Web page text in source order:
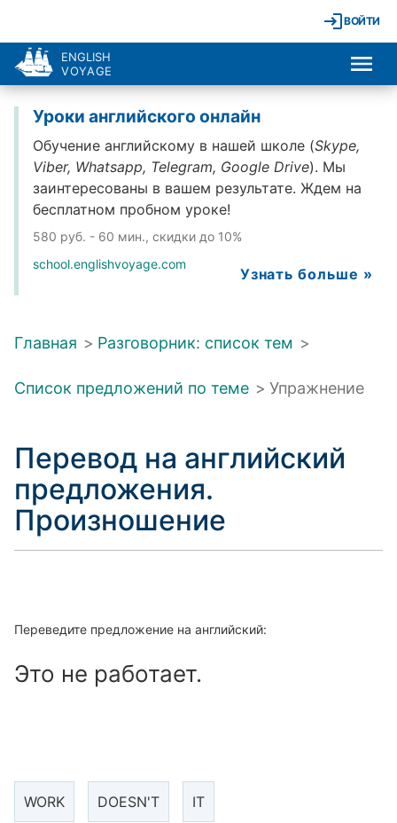
ВОЙТИ
ENGLISH
VOYAGE
Уроки английского онлайн
Обучение английскому в нашей школе (Skype,
Viber, Whatsapp, Telegram, Google Drive). Мы
заинтересованы в вашем результате. Ждем на
бесплатном пробном уроке!
580 руб. - 60 мин., скидки до 10%
school.englishvoyage.com
Узнать больше »
Главная > Разговорник: список тем >
Список предложений по теме > Упражнение
Перевод на английский
предложения.
Произношение
Переведите предложение на английский:
Это не работает.
WORK DOESN'T IT